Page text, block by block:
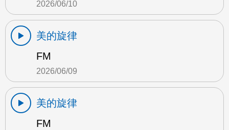
2026/06/10
美的旋律
FM
2026/06/09
美的旋律
FM